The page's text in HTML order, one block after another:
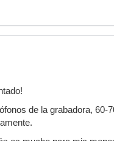
de la grabadora,